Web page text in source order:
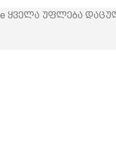
ყველა უფლება